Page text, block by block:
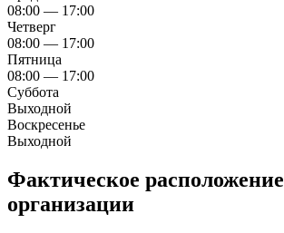
08:00 — 17:00
Четверг
08:00 — 17:00
Пятница
08:00 — 17:00
Суббота
Выходной
Воскресенье
Выходной
Фактическое расположение
организации